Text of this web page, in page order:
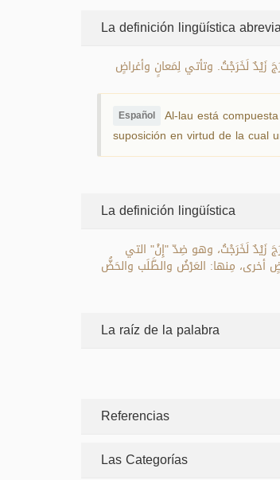
La definición lingüística
زَيْدٌ لَخَرَجْتُ. وتأتي لِمَعانٍ وأغراضٍ
Español Al-lau está
suposición en virtud de la cual
La definición lingüística
زَيْدٌ لَخَرَجْتُ، وهو ضِدّ "إِنْ" التي
أخرى، مِنها: العَرْضُ والطَّلَب والحَضُّ
La raíz de la palabra
Referencias
Las Categorías